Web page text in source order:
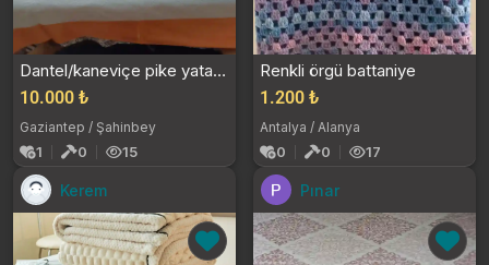
Dantel/kaneviçe pike yatak örtüsü
10.000 ₺
Gaziantep / Şahinbey
1 0 15
Renkli örgü battaniye
1.200 ₺
Antalya / Alanya
0 0 17
Kerem Pınar